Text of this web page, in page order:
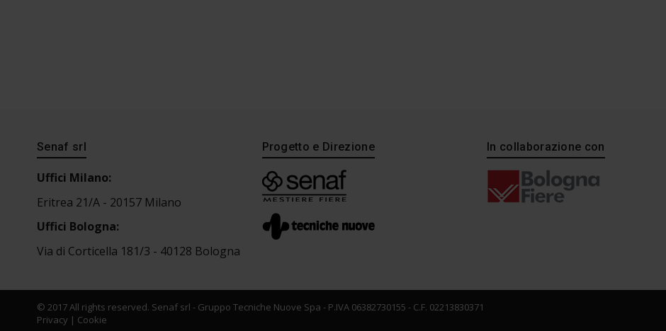
Senaf srl
Uffici Milano:
Eritrea 21/A - 20157 Milano
Uffici Bologna:
Via di Corticella 181/3 - 40128 Bologna
Progetto e Direzione In collaborazione con
© 2017 All rights reserved. Senaf srl - Gruppo Tecniche Nuove Spa - P.IVA 06382730155 - C.F. 02213830371
Privacy | Cookie